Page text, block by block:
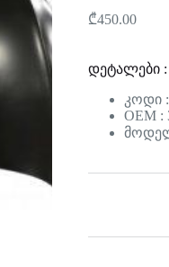
₾450.00
დეტალები :
კოდი :
OEM :